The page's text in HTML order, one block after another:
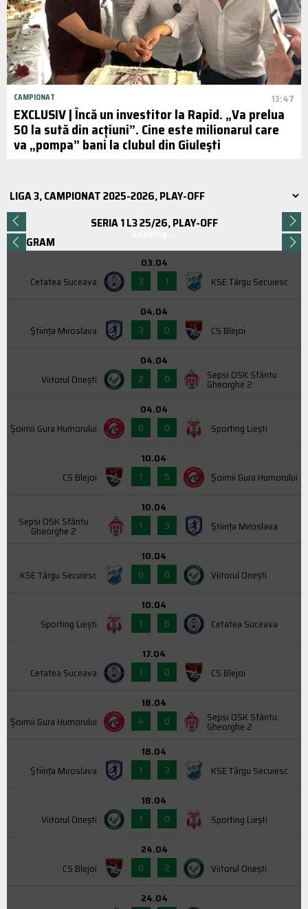
CAMPIONAT 13:47
EXCLUSIV | Încă un investitor la Rapid. „Va prelua
50 la sută din acțiuni”. Cine este milionarul care
va „pompa” bani la clubul din Giulești
SERIA 1 L3 25/26, PLAY-OFF
PROGRAM
Cetatea Suceava
03.04
3
1 KSE Târgu Secuiesc
Știința Miroslava
04.04
3
0 CS Blejoi
Viitorul Onești
04.04
2
0 Sepsi OSK Sfântu
Gheorghe 2
Şoimii Gura Humorului
04.04
0
0 Sporting Liești
CS Blejoi
10.04
1
5 Şoimii Gura Humorului
Sepsi OSK Sfântu
Gheorghe 2
10.04
1
3 Știința Miroslava
KSE Târgu Secuiesc
10.04
0
0 Viitorul Onești
Sporting Liești
10.04
1
6 Cetatea Suceava
Cetatea Suceava
17.04
1
0 CS Blejoi
Şoimii Gura Humorului
18.04
4
0 Sepsi OSK Sfântu
Gheorghe 2
Știința Miroslava
18.04
1
3 KSE Târgu Secuiesc
Viitorul Onești
18.04
1
0 Sporting Liești
CS Blejoi
24.04
0
2 Viitorul Onești
24.04